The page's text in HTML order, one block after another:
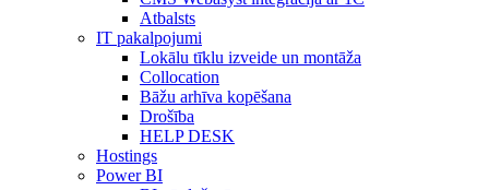
Atbalsts
IT pakalpojumi
Lokālu tīklu izveide un montāža
Collocation
Bāžu arhīva kopēšana
Drošība
HELP DESK
Hostings
Power BI